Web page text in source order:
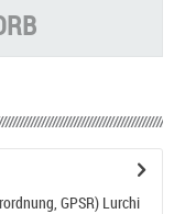
GPSR) Lurchi